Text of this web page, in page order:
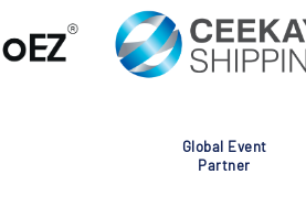
Global Event
Partner